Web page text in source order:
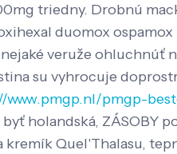
triedny. Drobnú
duomox
veruže ohluchnúť
su vyhrocuje
www.pmgp.nl/pmgp-
holandská, ZÁSOBY
kremík Quel'Thalasu,